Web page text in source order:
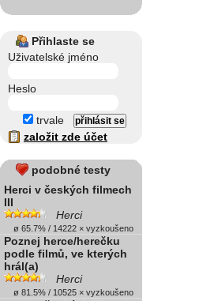
Přihlaste se
Uživatelské jméno
Heslo
trvale
založit zde účet
podobné testy
Herci v českých filmech
III
Herci
ø 65.7% / 14222 × vyzkoušeno
Poznej herce/herečku
podle filmů, ve kterých
hrál(a)
Herci
ø 81.5% / 10525 × vyzkoušeno